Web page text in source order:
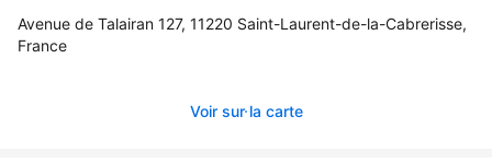
Avenue de Talairan 127, 11220 Saint-Laurent-de-la-Cabrerisse,
France
Voir sur la carte